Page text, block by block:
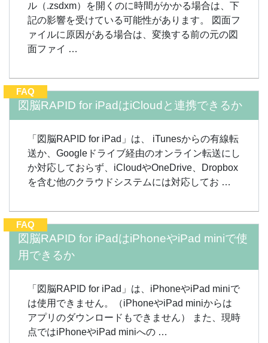
ル（.zsdxm）を開くのに時間がかかる場合は、下
記の影響を受けている可能性があります。 図面フ
ァイルに原因がある場合は、変換する前の元の図
面ファイ …
FAQ
図脳RAPID for iPadはiCloudと連携できるか
「図脳RAPID for iPad」は、 iTunesからの有線転
送か、Googleドライブ経由のオンライン転送にし
か対応しておらず、iCloudやOneDrive、Dropbox
を含む他のクラウドシステムには対応してお …
FAQ
図脳RAPID for iPadはiPhoneやiPad miniで使
用できるか
「図脳RAPID for iPad」は、iPhoneやiPad miniで
は使用できません。（iPhoneやiPad miniからは
アプリのダウンロードもできません） また、現時
点ではiPhoneやiPad miniへの …